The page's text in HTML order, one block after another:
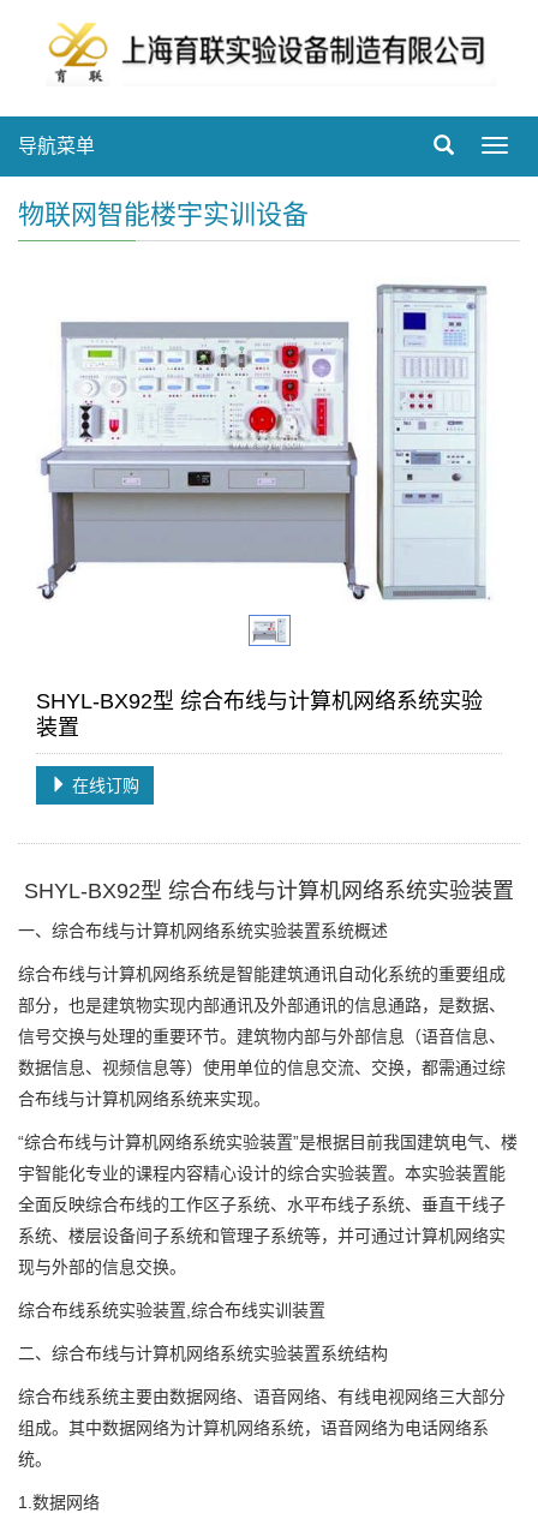
导航菜单
物联网智能楼宇实训设备
SHYL-BX92型 综合布线与计算机网络系统实验
装置
在线订购
SHYL-BX92型 综合布线与计算机网络系统实验装置
一、综合布线与计算机网络系统实验装置系统概述
综合布线与计算机网络系统是智能建筑通讯自动化系统的重要组成
部分，也是建筑物实现内部通讯及外部通讯的信息通路，是数据、
信号交换与处理的重要环节。建筑物内部与外部信息（语音信息、
数据信息、视频信息等）使用单位的信息交流、交换，都需通过综
合布线与计算机网络系统来实现。
“综合布线与计算机网络系统实验装置”是根据目前我国建筑电气、楼
宇智能化专业的课程内容精心设计的综合实验装置。本实验装置能
全面反映综合布线的工作区子系统、水平布线子系统、垂直干线子
系统、楼层设备间子系统和管理子系统等，并可通过计算机网络实
现与外部的信息交换。
综合布线系统实验装置,综合布线实训装置
二、综合布线与计算机网络系统实验装置系统结构
综合布线系统主要由数据网络、语音网络、有线电视网络三大部分
组成。其中数据网络为计算机网络系统，语音网络为电话网络系
统。
1.数据网络